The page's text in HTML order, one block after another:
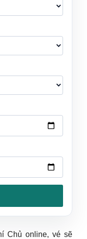
Chủ online, vé sẽ